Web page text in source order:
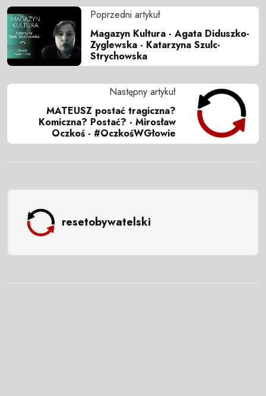
Poprzedni artykuł
Magazyn Kultura - Agata Diduszko-
Zyglewska - Katarzyna Szulc-
Strychowska
Następny artykuł
MATEUSZ postać tragiczna?
Komiczna? Postać? - Mirosław
Oczkoś - #OczkośWGłowie
resetobywatelski